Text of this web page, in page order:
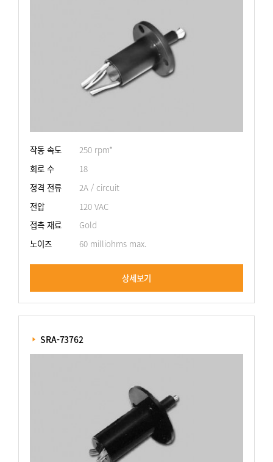
작동 속도
250 rpm*
회로 수
18
정격 전류
2A / circuit
전압
120 VAC
접촉 재료
Gold
노이즈
60 milliohms max.
상세보기
SRA-73762